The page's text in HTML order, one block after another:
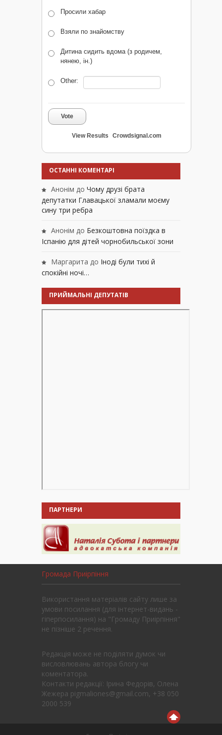
Просили хабар
Взяли по знайомству
Дитина сидить вдома (з родичем,
нянею, ін.)
Other:
Vote
View Results Crowdsignal.com
ОСТАННІ КОМЕНТАРІ
Анонім до Чому друзі брата
депутатки Главацької зламали моєму
сину три ребра
Анонім до Безкоштовна поїздка в
Іспанію для дітей чорнобильської зони
Маргарита до Іноді були тихі й
спокійні ночі…
ПРИЙМАЛЬНІ ДЕПУТАТІВ
ПАРТНЕРИ
Громада Приірпіння
Використання матеріалів сайту лише за
умови посилання (для інтернет-видань -
гіперпосилання) на "Громаду Приірпіння"
не пізніше 2 речення.
Редакція може не поділяти думок чи
висловлювань автора блогу чи
коментатора.
Контакти редакції: Ірина Федорів, Олена
Жежера pigmaliones@gmail.com, +38 050
2000 539